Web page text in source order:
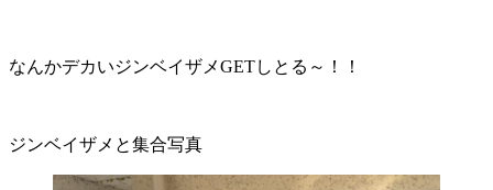
なんかデカいジンベイザメGETしとる～！！
ジンベイザメと集合写真